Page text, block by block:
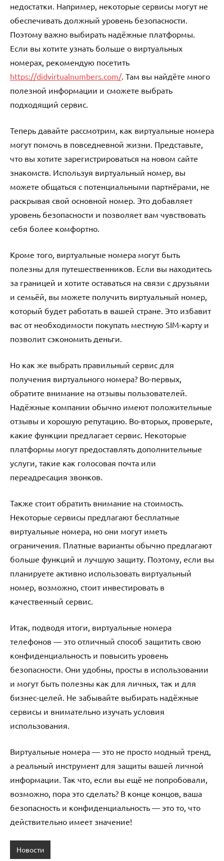
недостатки. Например, некоторые сервисы могут не
обеспечивать должный уровень безопасности.
Поэтому важно выбирать надёжные платформы.
Если вы хотите узнать больше о виртуальных
номерах, рекомендую посетить
https://didvirtualnumbers.com/. Там вы найдёте много
полезной информации и сможете выбрать
подходящий сервис.
Теперь давайте рассмотрим, как виртуальные номера
могут помочь в повседневной жизни. Представьте,
что вы хотите зарегистрироваться на новом сайте
знакомств. Используя виртуальный номер, вы
можете общаться с потенциальными партнёрами, не
раскрывая свой основной номер. Это добавляет
уровень безопасности и позволяет вам чувствовать
себя более комфортно.
Кроме того, виртуальные номера могут быть
полезны для путешественников. Если вы находитесь
за границей и хотите оставаться на связи с друзьями
и семьёй, вы можете получить виртуальный номер,
который будет работать в вашей стране. Это избавит
вас от необходимости покупать местную SIM-карту и
позволит сэкономить деньги.
Но как же выбрать правильный сервис для
получения виртуального номера? Во-первых,
обратите внимание на отзывы пользователей.
Надёжные компании обычно имеют положительные
отзывы и хорошую репутацию. Во-вторых, проверьте,
какие функции предлагает сервис. Некоторые
платформы могут предоставлять дополнительные
услуги, такие как голосовая почта или
переадресация звонков.
Также стоит обратить внимание на стоимость.
Некоторые сервисы предлагают бесплатные
виртуальные номера, но они могут иметь
ограничения. Платные варианты обычно предлагают
больше функций и лучшую защиту. Поэтому, если вы
планируете активно использовать виртуальный
номер, возможно, стоит инвестировать в
качественный сервис.
Итак, подводя итоги, виртуальные номера
телефонов — это отличный способ защитить свою
конфиденциальность и повысить уровень
безопасности. Они удобны, просты в использовании
и могут быть полезны как для личных, так и для
бизнес-целей. Не забывайте выбирать надёжные
сервисы и внимательно изучать условия
использования.
Виртуальные номера — это не просто модный тренд,
а реальный инструмент для защиты вашей личной
информации. Так что, если вы ещё не попробовали,
возможно, пора это сделать? В конце концов, ваша
безопасность и конфиденциальность — это то, что
действительно имеет значение!
Новости